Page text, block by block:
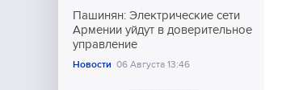
Пашинян: Электрические сети
Армении уйдут в доверительное
управление
Новости 06 Августа 13:46